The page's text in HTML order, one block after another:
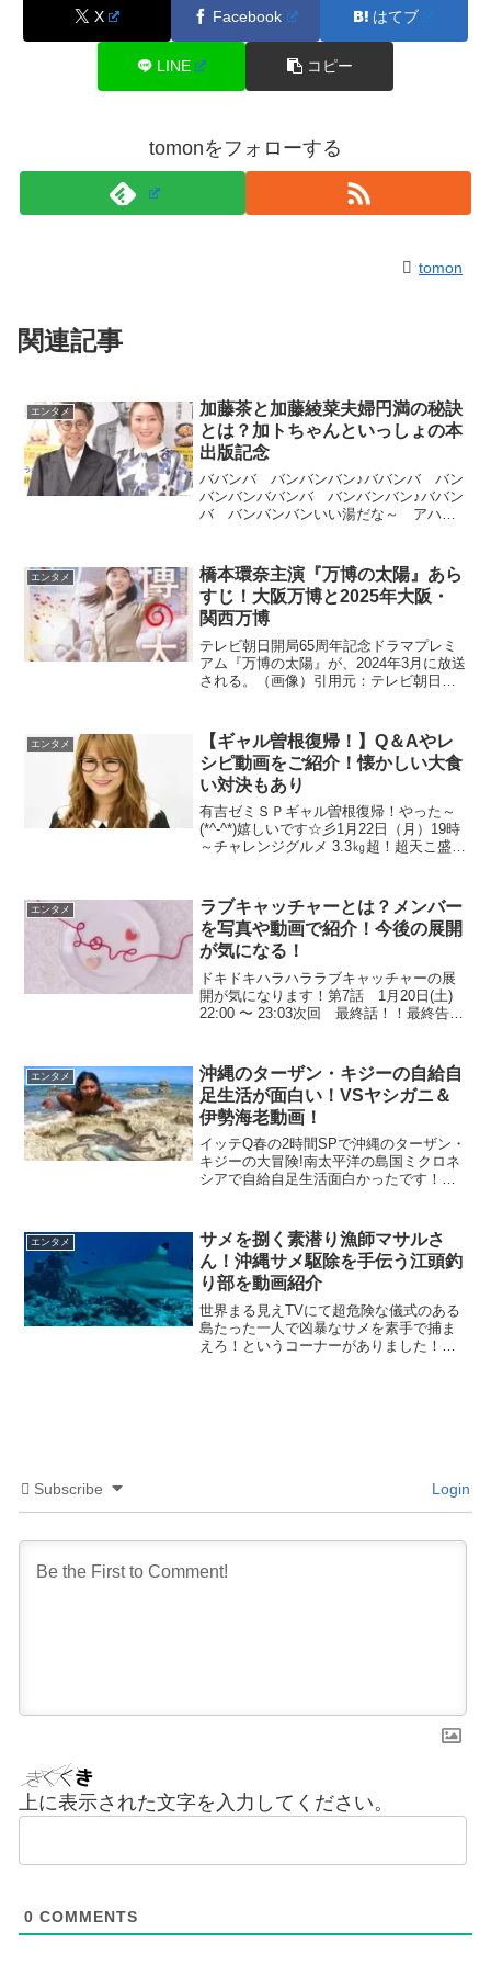
X Facebook はてブ
LINE コピー
tomonをフォローする
tomon
関連記事
エンタメ
加藤茶と加藤綾菜夫婦円満の秘訣
とは？加トちゃんといっしょの本
出版記念
ババンバ バンバンバン♪ババンバ バン
バンバンババンバ バンバンバン♪ババン
バ バンバンバンいい湯だな～ アハハ
てえなここは北国 登別の湯♨（写真）
引用元：ヤフーニュー...
エンタメ
橋本環奈主演『万博の太陽』あら
すじ！大阪万博と2025年大阪・
関西万博
テレビ朝日開局65周年記念ドラマプレミ
アム『万博の太陽』が、2024年3月に放送
される。（画像）引用元：テレビ朝日公
45）年、アジアで初めて開催された日本
万国博覧会...
エンタメ
【ギャル曽根復帰！】Q＆Aやレ
シピ動画をご紹介！懐かしい大食
い対決もあり
有吉ゼミＳＰギャル曽根復帰！やった～
(*^-^*)嬉しいです☆彡1月22日（月）19時
～チャレンジグルメ 3.3㎏超！超天こ盛り
15:00(L.O.14:30)ディナー...
エンタメ
ラブキャッチャーとは？メンバー
を写真や動画で紹介！今後の展開
が気になる！
ドキドキハラハララブキャッチャーの展
開が気になります！第7話 1月20日(土)
22:00 〜 23:03次回 最終話！！最終告白
りますね！ラブキャッチャーとは？ LO...
エンタメ
沖縄のターザン・キジーの自給自
足生活が面白い！VSヤシガニ＆
伊勢海老動画！
イッテQ春の2時間SPで沖縄のターザン・
キジーの大冒険!南太平洋の島国ミクロネ
シアで自給自足生活面白かったです！海
縄でもサバイバルで経験済みのようです
(*^^)！！キジ...
エンタメ
サメを捌く素潜り漁師マサルさ
ん！沖縄サメ駆除を手伝う江頭釣
り部を動画紹介
世界まる見えTVにて超危険な儀式のある
島たった一人で凶暴なサメを素手で捕ま
えろ！というコーナーがありました！パ
Subscribe Login
上に表示された文字を入力してください。
0 COMMENTS